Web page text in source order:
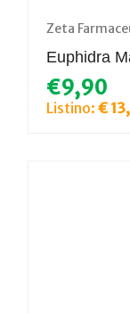
Zeta
Euphidra
€9,90
Listino: €